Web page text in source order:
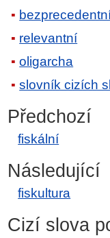
relevantní
oligarcha
slovník cizích
Předchozí
fiskální
Následující
fiskultura
Cizí slova